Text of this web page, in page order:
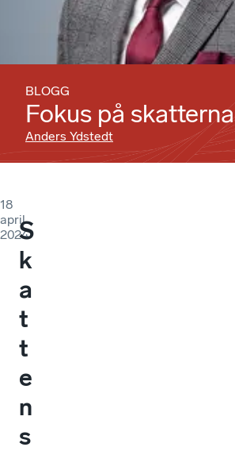
BLOGG
Fokus på skatterna
Anders Ydstedt
18
april
2024
S
k
a
t
t
e
n
s